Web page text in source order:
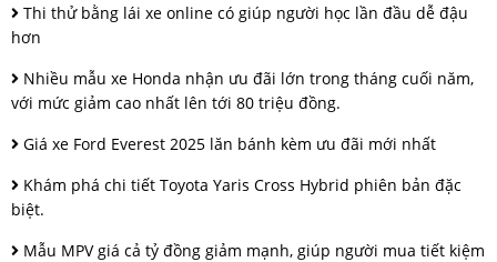
Thi thử bằng lái xe online có giúp người học lần đầu dễ đậu
hơn
Nhiều mẫu xe Honda nhận ưu đãi lớn trong tháng cuối năm,
với mức giảm cao nhất lên tới 80 triệu đồng.
Giá xe Ford Everest 2025 lăn bánh kèm ưu đãi mới nhất
Khám phá chi tiết Toyota Yaris Cross Hybrid phiên bản đặc
biệt.
Mẫu MPV giá cả tỷ đồng giảm mạnh, giúp người mua tiết kiệm